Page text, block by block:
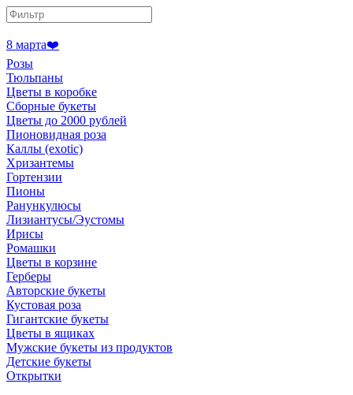
8 марта❤️
Розы
Тюльпаны
Цветы в коробке
Сборные букеты
Цветы до 2000 рублей
Пионовидная роза
Каллы (exotic)
Хризантемы
Гортензии
Пионы
Ранункулюсы
Лизиантусы/Эустомы
Ирисы
Ромашки
Цветы в корзине
Герберы
Авторские букеты
Кустовая роза
Гигантские букеты
Цветы в ящиках
Мужские букеты из продуктов
Детские букеты
Открытки